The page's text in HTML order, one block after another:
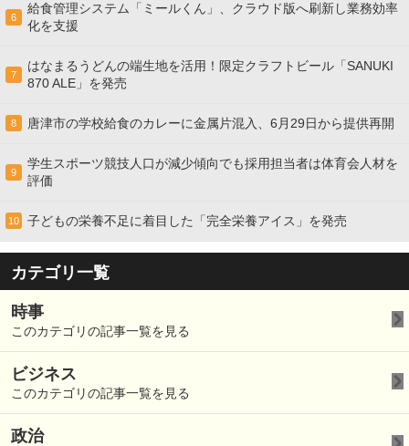
6
給食管理システム「ミールくん」、クラウド版へ刷新し業務効率
化を支援
7
はなまるうどんの端生地を活用！限定クラフトビール「SANUKI
870 ALE」を発売
8 唐津市の学校給食のカレーに金属片混入、6月29日から提供再開
9
学生スポーツ競技人口が減少傾向でも採用担当者は体育会人材を
評価
10 子どもの栄養不足に着目した「完全栄養アイス」を発売
カテゴリ一覧
時事
このカテゴリの記事一覧を見る
ビジネス
このカテゴリの記事一覧を見る
政治